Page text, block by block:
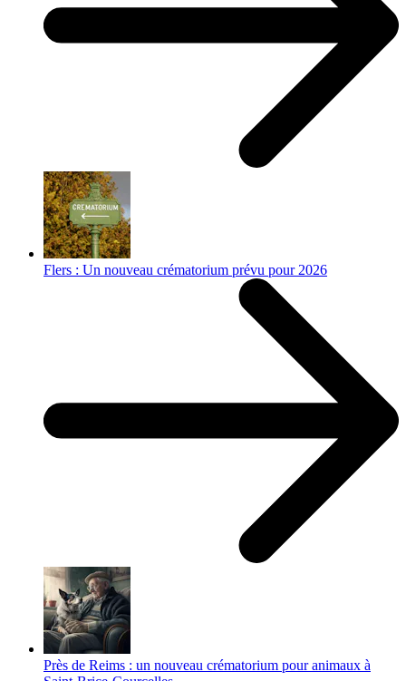
Flers : Un nouveau crématorium prévu pour 2026
Près de Reims : un nouveau crématorium pour animaux à